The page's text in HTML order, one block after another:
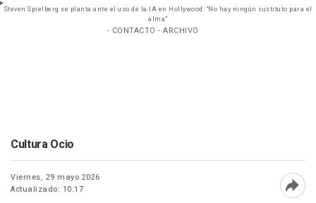
Steven Spielberg se planta ante el uso de la IA en Hollywood: “No hay ningún sustituto para el
alma”
- CONTACTO - ARCHIVO
Cultura Ocio
Viernes, 29 mayo 2026
Actualizado: 10:17